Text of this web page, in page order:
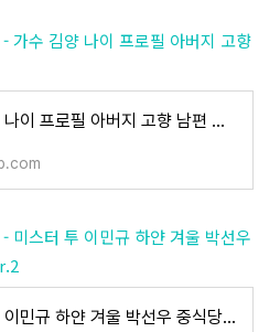
가수 김양 나이 프로필 아버지 고향
가수 김양 나이 프로필 아버지 고향 남편 결혼 노래 본명
미스터 투 이민규 하얀 겨울 박선우
미스터 투 이민규 하얀 겨울 박선우 중식당 나이 프로필 근황 Mr.2